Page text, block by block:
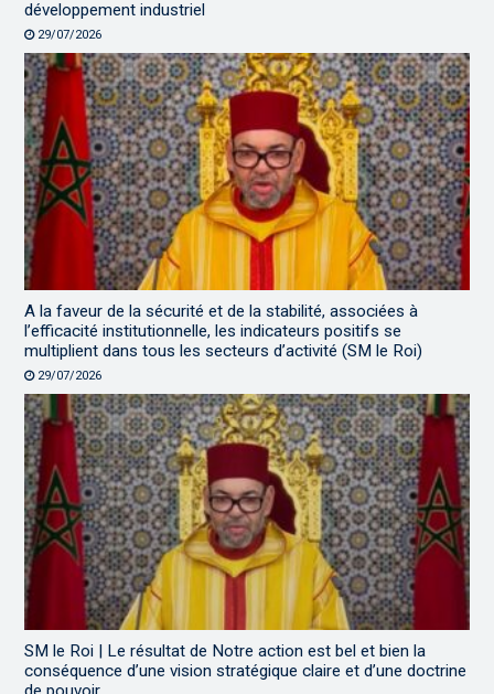
développement industriel
29/07/2026
A la faveur de la sécurité et de la stabilité, associées à
l’efficacité institutionnelle, les indicateurs positifs se
multiplient dans tous les secteurs d’activité (SM le Roi)
29/07/2026
SM le Roi | Le résultat de Notre action est bel et bien la
conséquence d’une vision stratégique claire et d’une doctrine